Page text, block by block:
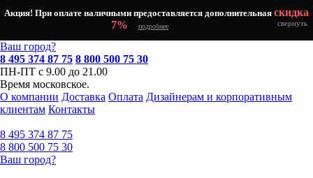
Акция! При оплате наличными предоставляется дополнительная скидка
7%
подробнее свернуть
Ваш город?
8 495 374 87 75 8 800 500 75 30
ПН-ПТ с 9.00 до 21.00
Время московское.
О компании Доставка Оплата Дизайнерам и корпоративным
клиентам Контакты
8 495 374 87 75
8 800 500 75 30
Ваш город?